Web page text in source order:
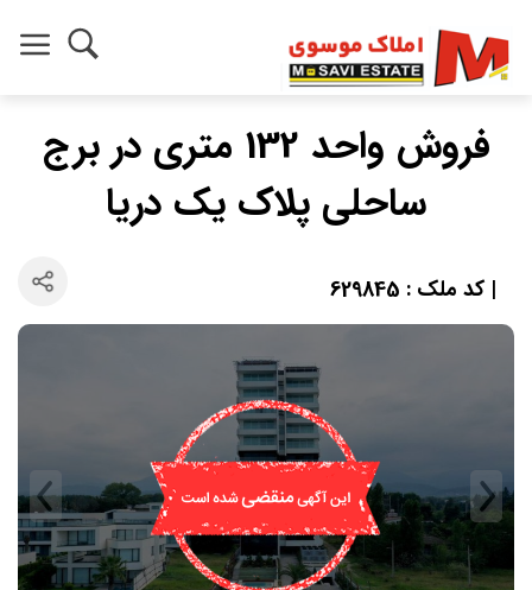
فروش واحد 132 متری در برج
ساحلی پلاک یک دریا
| کد ملک : 629845